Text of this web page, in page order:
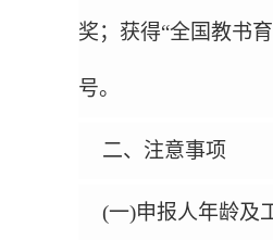
奖；获得“全国教书
号。
二、注意事项
(一)申报人年龄及